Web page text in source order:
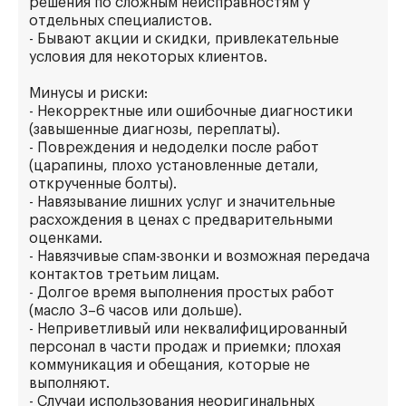
отдельных специалистов.
- Бывают акции и скидки, привлекательные
условия для некоторых клиентов.
Минусы и риски:
- Некорректные или ошибочные диагностики
(завышенные диагнозы, переплаты).
- Повреждения и недоделки после работ
(царапины, плохо установленные детали,
открученные болты).
- Навязывание лишних услуг и значительные
расхождения в ценах с предварительными
оценками.
- Навязчивые спам-звонки и возможная передача
контактов третьим лицам.
- Долгое время выполнения простых работ
(масло 3–6 часов или дольше).
- Неприветливый или неквалифицированный
персонал в части продаж и приемки; плохая
коммуникация и обещания, которые не
выполняют.
- Случаи использования неоригинальных